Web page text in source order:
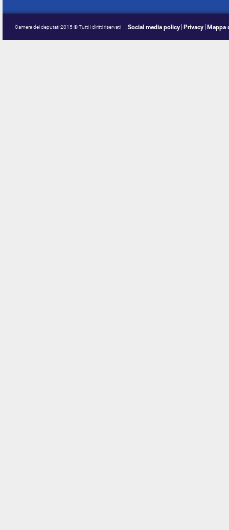
Camera dei deputati 2015 © Tutti i diritti riservati Social media policy Privacy Mappa